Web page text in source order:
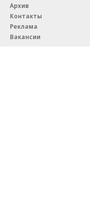
Архив
Контакты
Реклама
Вакансии